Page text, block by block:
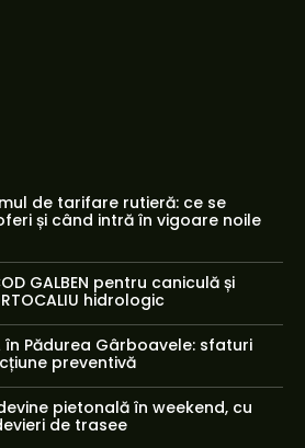
de tarifare rutieră: ce se
și când intră în vigoare noile
GALBEN pentru caniculă și
hidrologic
în Pădurea Gârboavele: sfaturi
preventivă
pietonală în weekend, cu
de trasee